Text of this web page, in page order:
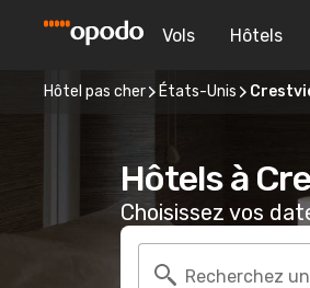
Vols Hôtels
Hôtel pas cher États-Unis
Hôtels à
Choisissez vos